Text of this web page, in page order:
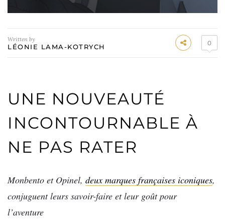
Written by
LÉONIE LAMA-KOTRYCH 0
UNE NOUVEAUTÉ
INCONTOURNABLE À
NE PAS RATER
Monbento et Opinel, deux marques françaises iconiques,
conjuguent leurs savoir-faire et leur goût pour
l’aventure